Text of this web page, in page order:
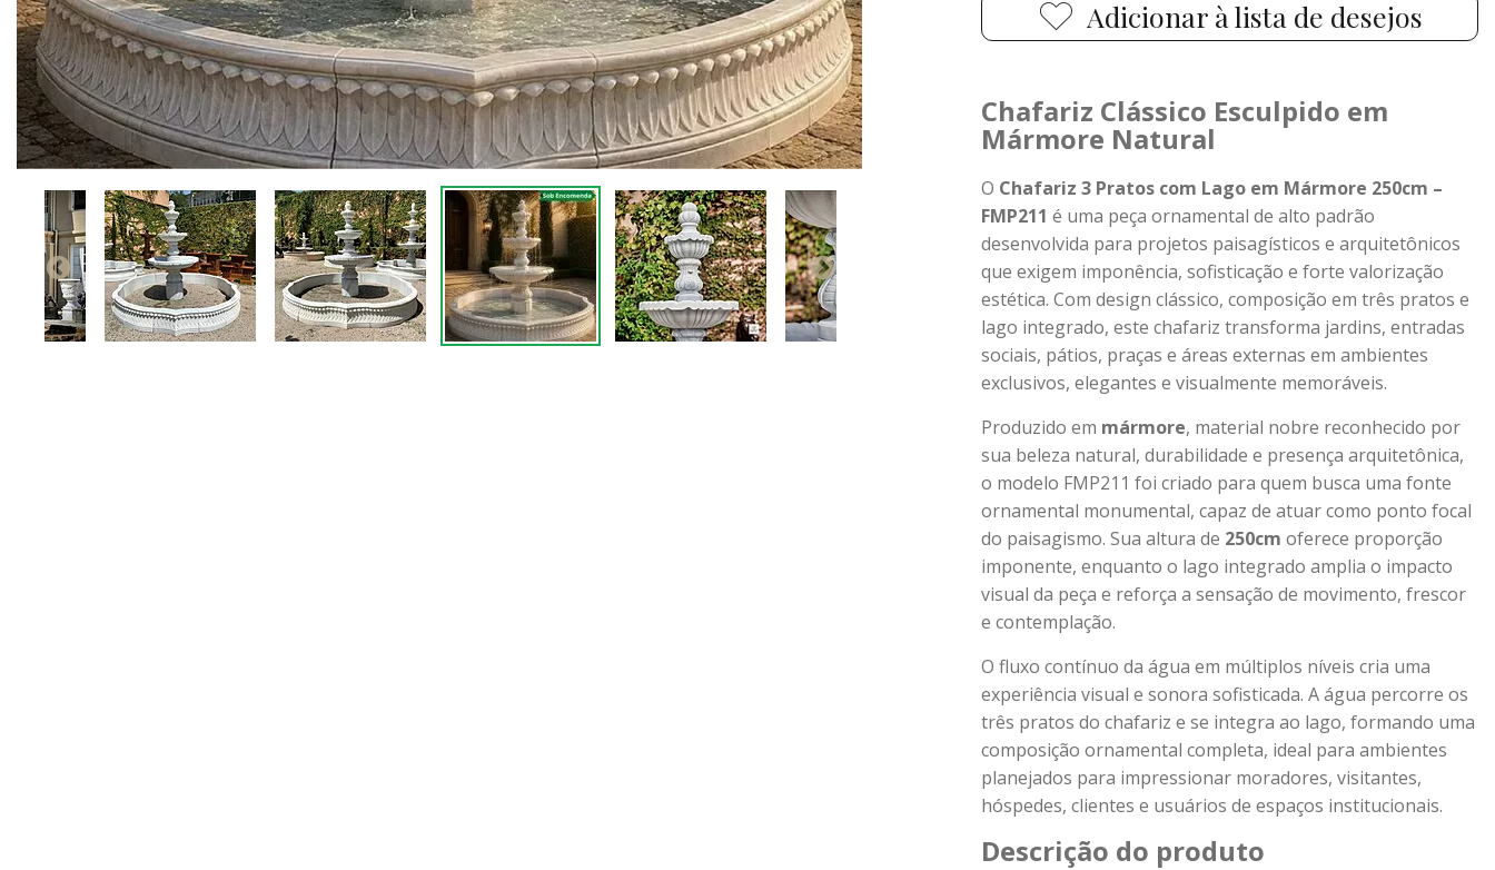
Adicionar à lista de desejos
Chafariz Clássico Esculpido em
Mármore Natural
O Chafariz 3 Pratos com Lago em Mármore 250cm –
FMP211 é uma peça ornamental de alto padrão
desenvolvida para projetos paisagísticos e arquitetônicos
que exigem imponência, sofisticação e forte valorização
estética. Com design clássico, composição em três pratos e
lago integrado, este chafariz transforma jardins, entradas
sociais, pátios, praças e áreas externas em ambientes
exclusivos, elegantes e visualmente memoráveis.
Produzido em mármore, material nobre reconhecido por
sua beleza natural, durabilidade e presença arquitetônica,
o modelo FMP211 foi criado para quem busca uma fonte
ornamental monumental, capaz de atuar como ponto focal
do paisagismo. Sua altura de 250cm oferece proporção
imponente, enquanto o lago integrado amplia o impacto
visual da peça e reforça a sensação de movimento, frescor
e contemplação.
O fluxo contínuo da água em múltiplos níveis cria uma
experiência visual e sonora sofisticada. A água percorre os
três pratos do chafariz e se integra ao lago, formando uma
composição ornamental completa, ideal para ambientes
planejados para impressionar moradores, visitantes,
hóspedes, clientes e usuários de espaços institucionais.
Descrição do produto